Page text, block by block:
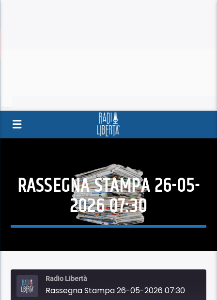
RASSEGNA STAMPA 26-05-
2026 07:30
Radio Libertà
Rassegna Stampa 26-05-2026 07:30